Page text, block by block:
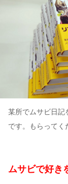
某所でムサビ日記
です。もらってく
ムサビで好き